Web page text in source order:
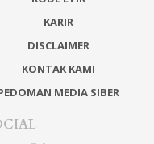
KARIR
DISCLAIMER
KONTAK KAMI
MEDIA SIBER